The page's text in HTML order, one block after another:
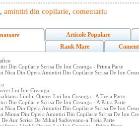
, amintiri din copilarie, comentariu
Articole Populare
Rank Mare
Din Copilarie Scrisa De Ion Creanga - Prima Parte
Nica Din Opera Amintiri Din Copilarie Scrisa De Ion
Lui Ion Creanga
Limbii Operei Lui Ion Creanga - A Treia Parte
Din Copilarie Scrisa De Ion Creanga - A Patra Parte
Nica Din Opera Amintiri Din Copilarie Scrisa De Ion
Mama Din Opera Amintiri Din Copilarie Scrisa De Ion
Aur Scrisa De Mihail Sadoveanu-a Treia Parte